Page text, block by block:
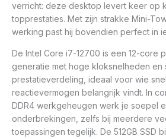
verricht: deze desktop levert keer op
topprestaties. Met zijn strakke Mini-
werking past hij bovendien perfect in
De Intel Core i7-12700 is een 12-core
generatie met hoge kloksnelheden en
prestatieverdeling, ideaal voor wie
reactievermogen belangrijk vindt. In
DDR4 werkgeheugen werk je soepel
onderbrekingen, zelfs bij meerdere
toepassingen tegelijk. De 512GB SSD